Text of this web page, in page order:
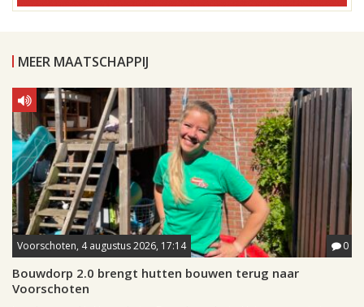
MEER MAATSCHAPPIJ
Voorschoten, 4 augustus 2026, 17:14 0
Bouwdorp 2.0 brengt hutten bouwen terug naar
Voorschoten